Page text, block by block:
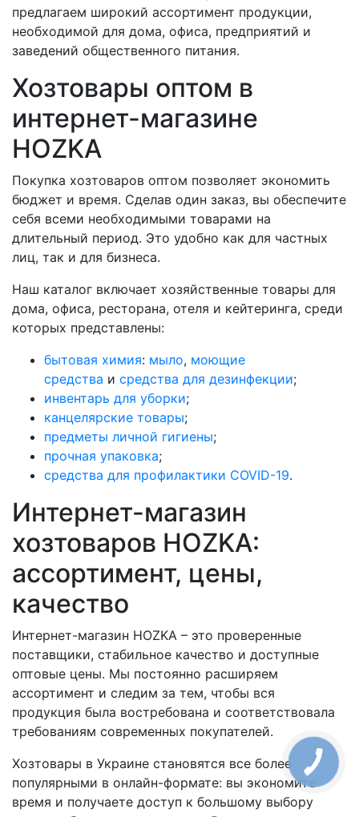
предлагаем широкий ассортимент продукции,
необходимой для дома, офиса, предприятий и
заведений общественного питания.
Хозтовары оптом в
интернет-магазине
HOZKA
Покупка хозтоваров оптом позволяет экономить
бюджет и время. Сделав один заказ, вы обеспечите
себя всеми необходимыми товарами на
длительный период. Это удобно как для частных
лиц, так и для бизнеса.
Наш каталог включает хозяйственные товары для
дома, офиса, ресторана, отеля и кейтеринга, среди
которых представлены:
бытовая химия: мыло, моющие
средства и средства для дезинфекции;
инвентарь для уборки;
канцелярские товары;
предметы личной гигиены;
прочная упаковка;
средства для профилактики COVID-19.
Интернет-магазин
хозтоваров HOZKA:
ассортимент, цены,
качество
Интернет-магазин HOZKA – это проверенные
поставщики, стабильное качество и доступные
оптовые цены. Мы постоянно расширяем
ассортимент и следим за тем, чтобы вся
продукция была востребована и соответствовала
требованиям современных покупателей.
Хозтовары в Украине становятся все более
популярными в онлайн-формате: вы экономите
время и получаете доступ к большому выбору